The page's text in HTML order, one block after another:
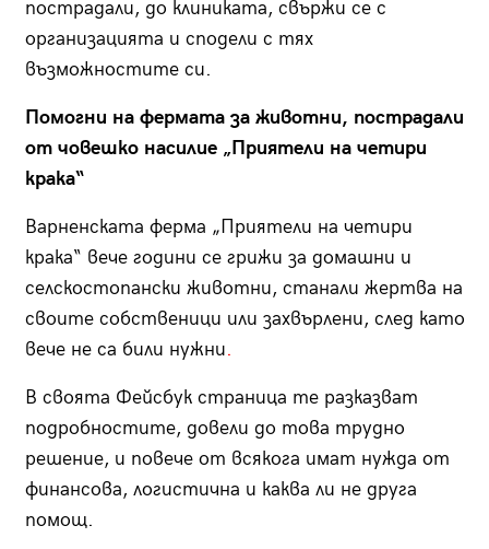
пострадали, до клиниката, свържи се с
организацията и сподели с тях
възможностите си.
Помогни на фермата за животни, пострадали
от човешко насилие „Приятели на четири
крака“
Варненската ферма „Приятели на четири
крака“ вече години се грижи за домашни и
селскостопански животни, станали жертва на
своите собственици или захвърлени, след като
вече не са били нужни.
В своята Фейсбук страница те разказват
подробностите, довели до това трудно
решение, и повече от всякога имат нужда от
финансова, логистична и каква ли не друга
помощ.